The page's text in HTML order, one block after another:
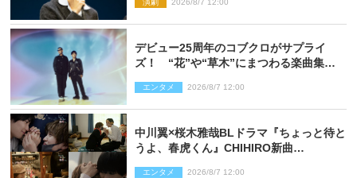
演劇 2026/8/7 12:00
デビュー25周年のコブクロがサプライ
ズ！ “花”や“草木”にまつわる楽曲集め
信リリース
エンタメ 2026/8/7 12:00
中川翼×桜木雅哉BLドラマ『ちょっと待と
うよ、春虎くん』CHIHIRO新曲
エンタメ 2026/8/7 12:00